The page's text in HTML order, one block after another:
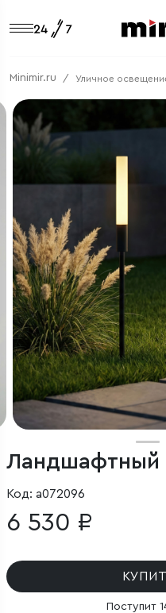
Minimir.ru Уличное
Код: a072096
6 530 ₽
Поступит